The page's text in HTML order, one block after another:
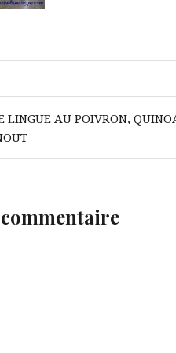
LINGUE AU POIVRON,